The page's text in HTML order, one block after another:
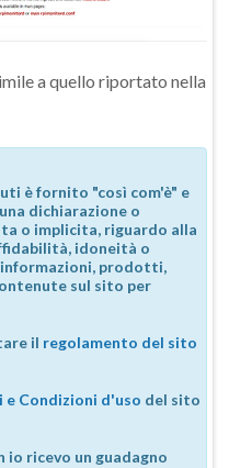
a quello riportato nella
è fornito "così com'è" e
dichiarazione o
o implicita, riguardo alla
idoneità o
prodotti,
sul sito per
il regolamento del sito
e Condizioni d'uso del sito
ricevo un guadagno